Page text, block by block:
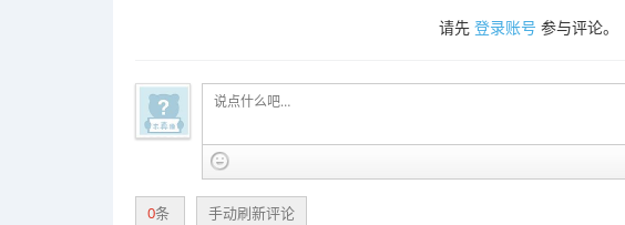
请先 登录账号 参与评论。
0条 手动刷新评论